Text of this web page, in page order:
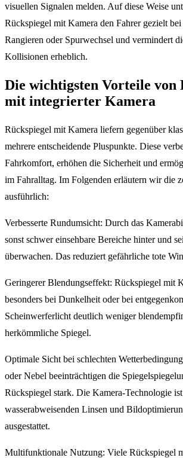
visuellen Signalen melden. Auf diese Weise
Rückspiegel mit Kamera den Fahrer gezielt
Rangieren oder Spurwechsel und vermindert
Kollisionen erheblich.
Die wichtigsten Vorteile von
mit integrierter Kamera
Rückspiegel mit Kamera liefern gegenüber
mehrere entscheidende Pluspunkte. Diese
Fahrkomfort, erhöhen die Sicherheit und
im Fahralltag. Im Folgenden erläutern wir die
ausführlich:
Verbesserte Rundumsicht: Durch das
sonst schwer einsehbare Bereiche hinter und
überwachen. Das reduziert gefährliche tote
Geringerer Blendungseffekt: Rückspiegel mit
besonders bei Dunkelheit oder bei
Scheinwerferlicht deutlich weniger
herkömmliche Spiegel.
Optimale Sicht bei schlechten
oder Nebel beeinträchtigen die
Rückspiegel stark. Die Kamera-Technologie
wasserabweisenden Linsen und
ausgestattet.
Multifunktionale Nutzung: Viele Rückspiegel